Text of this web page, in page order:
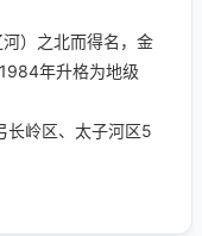
）之北而得名，金
年升格为地级
长岭区、太子河区5